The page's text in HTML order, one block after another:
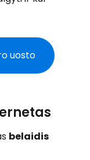
uosto
belaidis